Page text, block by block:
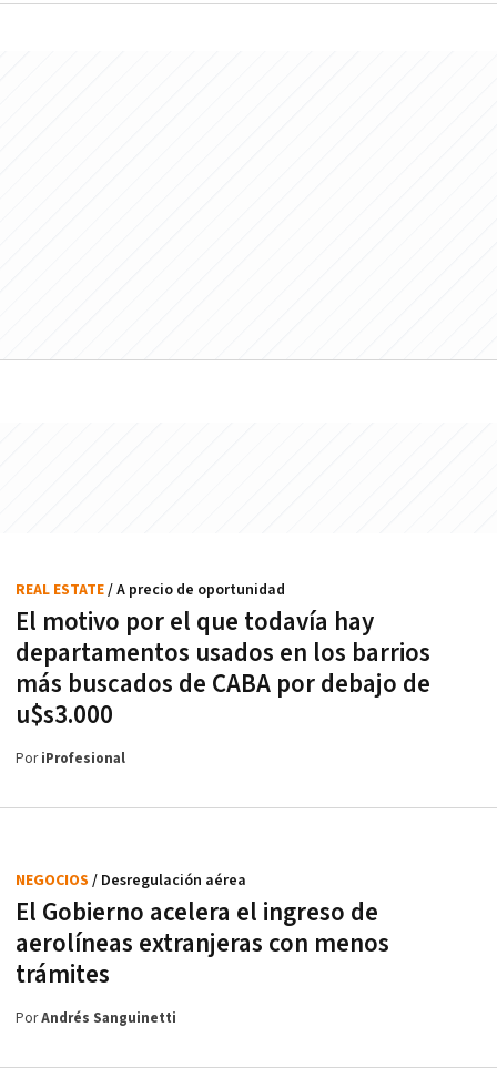
El motivo por el que todavía hay
departamentos usados en los barrios
más buscados de CABA por debajo de
u$s3.000
REAL ESTATE/ A precio de oportunidad
PoriProfesional
El Gobierno acelera el ingreso de
aerolíneas extranjeras con menos
trámites
NEGOCIOS / Desregulación aérea
PorAndrés Sanguinetti